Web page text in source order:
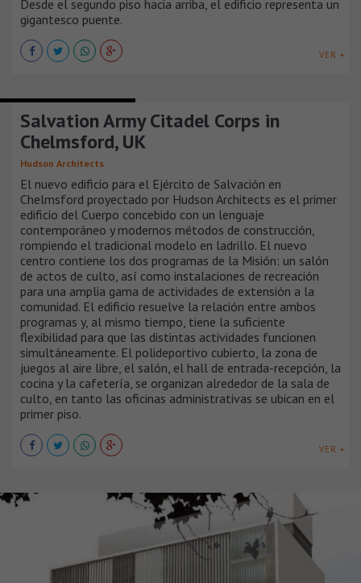
Desde el segundo piso hacia arriba, el edificio representa un
gigantesco puente.
VER +
Salvation Army Citadel Corps in
Chelmsford, UK
Hudson Architects
El nuevo edificio para el Ejército de Salvación en
Chelmsford proyectado por Hudson Architects es el primer
edificio del Cuerpo concebido con un lenguaje
contemporáneo y modernos métodos de construcción,
rompiendo el tradicional modelo en ladrillo. El nuevo
centro contiene los dos programas de la Misión: un salón
de actos de culto, así como instalaciones de recreación
para una amplia gama de actividades de extensión a la
comunidad. El edificio resuelve la relación entre ambos
programas y, al mismo tiempo, tiene la suficiente
flexibilidad para que las distintas actividades funcionen
simultáneamente. El polideportivo cubierto, la zona de
juegos al aire libre, el salón, el hall de entrada-recepción, la
cocina y la cafetería, se organizan alrededor de la sala de
culto, en tanto las oficinas administrativas se ubican en el
primer piso.
VER +